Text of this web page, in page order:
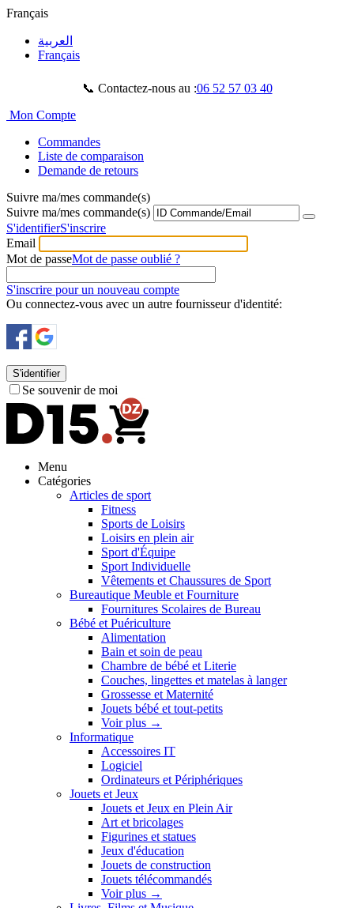
Français
العربية
Français
📞 Contactez-nous au :06 52 57 03 40
Mon Compte
Commandes
Liste de comparaison
Demande de retours
Suivre ma/mes commande(s)
Suivre ma/mes commande(s)
S'identifierS'inscrire
Email
Mot de passeMot de passe oublié ?
S'inscrire pour un nouveau compte
Ou connectez-vous avec un autre fournisseur d'identité:
S'identifier
Se souvenir de moi
Menu
Catégories
Articles de sport
Fitness
Sports de Loisirs
Loisirs en plein air
Sport d'Équipe
Sport Individuelle
Vêtements et Chaussures de Sport
Bureautique Meuble et Fourniture
Fournitures Scolaires de Bureau
Bébé et Puériculture
Alimentation
Bain et soin de peau
Chambre de bébé et Literie
Couches, lingettes et matelas à langer
Grossesse et Maternité
Jouets bébé et tout-petits
Voir plus →
Informatique
Accessoires IT
Logiciel
Ordinateurs et Périphériques
Jouets et Jeux
Jouets et Jeux en Plein Air
Art et bricolages
Figurines et statues
Jeux d'éducation
Jouets de construction
Jouets télécommandés
Voir plus →